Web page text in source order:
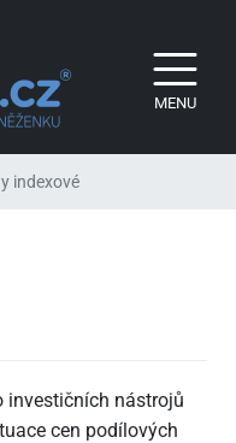
MENU
indexové
investičních nástrojů
cen podílových